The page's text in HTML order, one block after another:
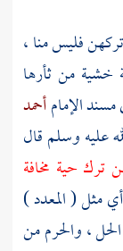
فليس منا ،
من ثأرها
مسند الإمامأحمد
عليه وسلم قال
ترك حية مخافة
مثل ( المعدد )
، والحرم من